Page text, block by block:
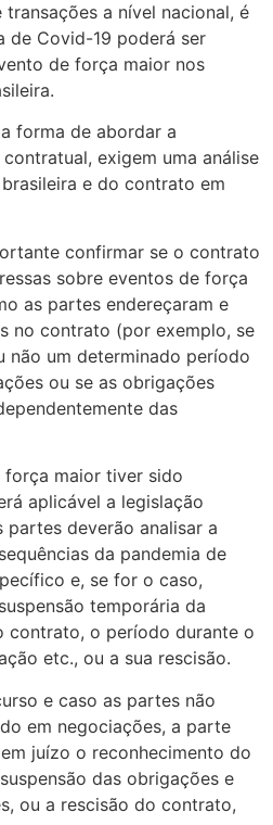
a nível nacional, é
de Covid-19 poderá ser
de força maior nos
forma de abordar a
exigem uma análise
e do contrato em
confirmar se o contrato
sobre eventos de força
as partes endereçaram e
no contrato (por exemplo, se
não um determinado período
ou se as obrigações
das
força maior tiver sido
aplicável a legislação
partes deverão analisar a
da pandemia de
e, se for o caso,
temporária da
contrato, o período durante o
etc., ou a sua rescisão.
e caso as partes não
em negociações, a parte
juízo o reconhecimento do
das obrigações e
ou a rescisão do contrato,